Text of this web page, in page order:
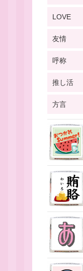
LOVE
友情
呼称
推し活
方言